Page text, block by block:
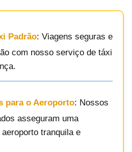
Padrão: Viagens seguras e
com nosso serviço de táxi
para o Aeroporto: Nossos
asseguram uma
tranquila e